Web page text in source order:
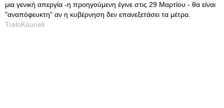
μια γενική απεργία -η προηγούμενη έγινε στις 29 Μαρτίου - θα είναι
"αναπόφευκτη" αν η κυβέρνηση δεν επανεξετάσει τα μέτρα.
TreloKouneli